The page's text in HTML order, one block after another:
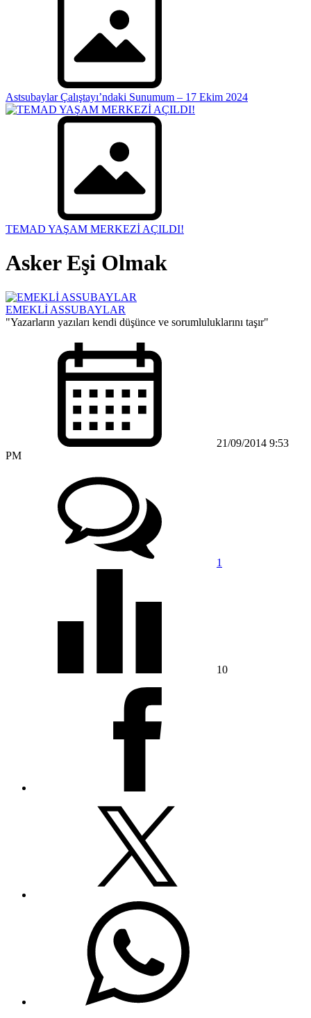
Astsubaylar Çalıştayı’ndaki Sunumum – 17 Ekim 2024
TEMAD YAŞAM MERKEZİ AÇILDI!
Asker Eşi Olmak
EMEKLİ ASSUBAYLAR
"Yazarların yazıları kendi düşünce ve sorumluluklarını taşır"
21/09/2014 9:53
PM
1
10